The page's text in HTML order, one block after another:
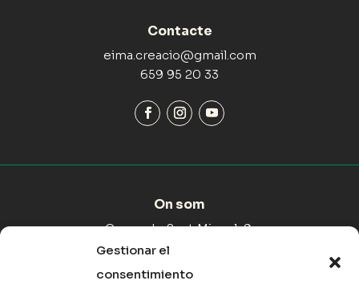
Gestionar el
consentimiento
Contacte
eima.creacio@gmail.com
659 95 20 33
On som
Carrer de Sant Miquel, 9,
07519 Maria de la Salut,
Illes Balears